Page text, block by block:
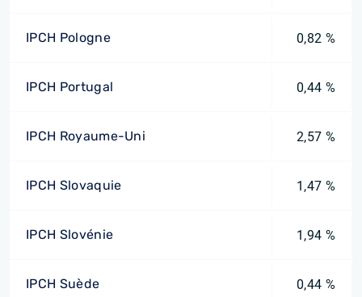
IPCH Pologne 0,82 %
IPCH Portugal 0,44 %
IPCH Royaume-Uni 2,57 %
IPCH Slovaquie 1,47 %
IPCH Slovénie 1,94 %
IPCH Suède 0,44 %